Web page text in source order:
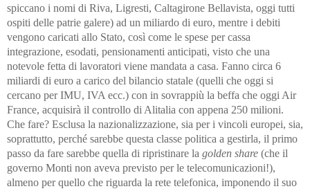
spiccano i nomi di Riva, Ligresti, Caltagirone Bellavista, oggi tutti
ospiti delle patrie galere) ad un miliardo di euro, mentre i debiti
vengono caricati allo Stato, così come le spese per cassa
integrazione, esodati, pensionamenti anticipati, visto che una
notevole fetta di lavoratori viene mandata a casa. Fanno circa 6
miliardi di euro a carico del bilancio statale (quelli che oggi si
cercano per IMU, IVA ecc.) con in sovrappiù la beffa che oggi Air
France, acquisirà il controllo di Alitalia con appena 250 milioni.
Che fare? Esclusa la nazionalizzazione, sia per i vincoli europei, sia,
soprattutto, perché sarebbe questa classe politica a gestirla, il primo
passo da fare sarebbe quella di ripristinare la golden share (che il
governo Monti non aveva previsto per le telecomunicazioni!),
almeno per quello che riguarda la rete telefonica, imponendo il suo